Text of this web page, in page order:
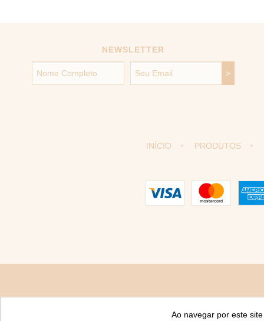
Ao navegar por este site
NEWSLETTER
INÍCIO PRODUTOS